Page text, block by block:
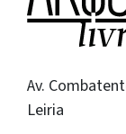
Av.
Leiria